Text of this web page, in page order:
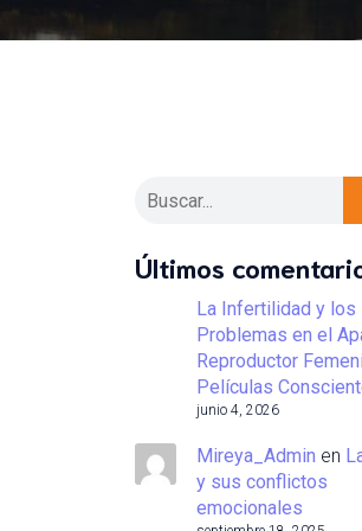
Últimos
La Infertilidad y los
Problemas en el
Reproductor
Películas
junio 4, 2026
Mireya_Admin en
y sus conflictos
emocionales